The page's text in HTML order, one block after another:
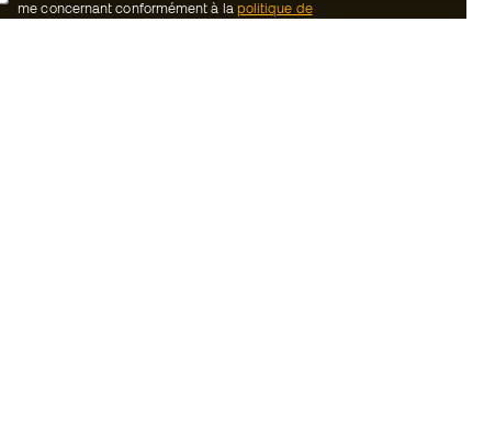
me concernant conformément à la politique de